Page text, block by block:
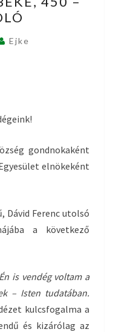
Ejke
gondnokaként
elnökeként
Dávid Ferenc utolsó
a következő
is vendég voltam a
– Isten tudatában.
kulcsfogalma a
és kizárólag az